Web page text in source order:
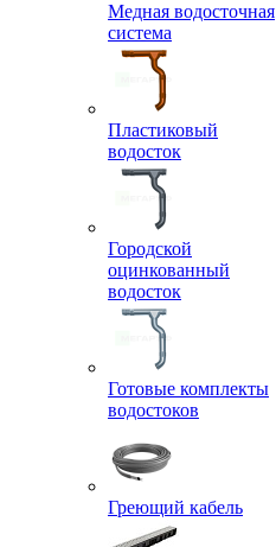
Медная водосточная
система
Пластиковый
водосток
Городской
оцинкованный
водосток
Готовые комплекты
водостоков
Греющий кабель